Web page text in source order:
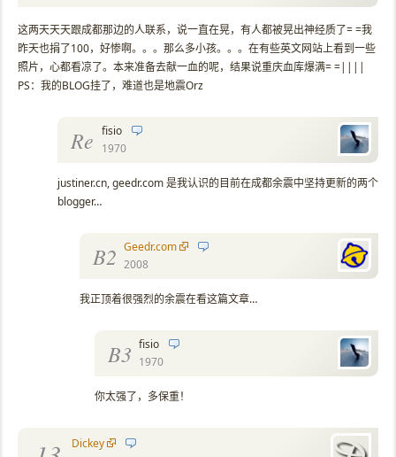
这两天天天跟成都那边的人联系，说一直在晃，有人都被晃出神经质了= =我
昨天也捐了100，好惨啊。。。那么多小孩。。。在有些英文网站上看到一些
照片，心都看凉了。本来准备去献一血的呢，结果说重庆血库爆满= =||||
PS：我的BLOG挂了，难道也是地震Orz
Re fisio
1970
justiner.cn, geedr.com 是我认识的目前在成都余震中坚持更新的两个
blogger…
B2 Geedr.com
2008
我正顶着很强烈的余震在看这篇文章…
B3 fisio
1970
你太强了，多保重！
Dickey